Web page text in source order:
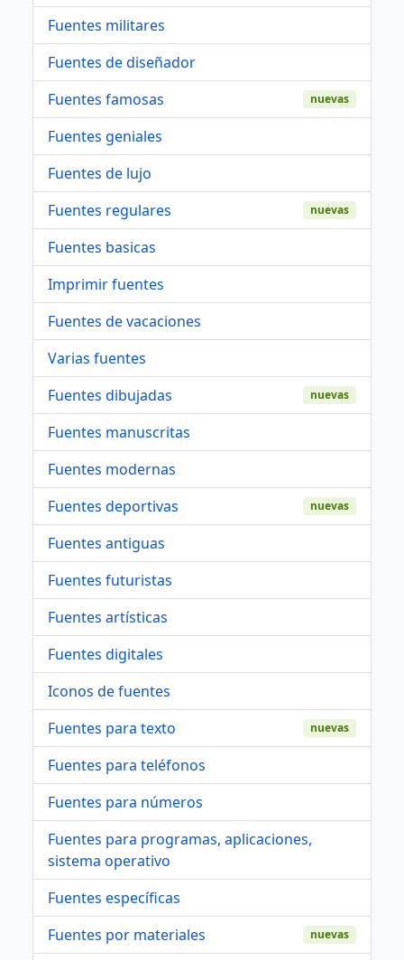
Fuentes militares
Fuentes de diseñador
Fuentes famosas
nuevas
Fuentes geniales
Fuentes de lujo
Fuentes regulares
nuevas
Fuentes basicas
Imprimir fuentes
Fuentes de vacaciones
Varias fuentes
Fuentes dibujadas
nuevas
Fuentes manuscritas
Fuentes modernas
Fuentes deportivas
nuevas
Fuentes antiguas
Fuentes futuristas
Fuentes artísticas
Fuentes digitales
Iconos de fuentes
Fuentes para texto
nuevas
Fuentes para teléfonos
Fuentes para números
Fuentes para programas, aplicaciones,
sistema operativo
Fuentes específicas
Fuentes por materiales
nuevas